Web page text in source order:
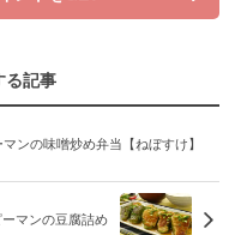
る記事
ンの味噌炒め弁当【ねぼすけ】
マンの豆腐詰め